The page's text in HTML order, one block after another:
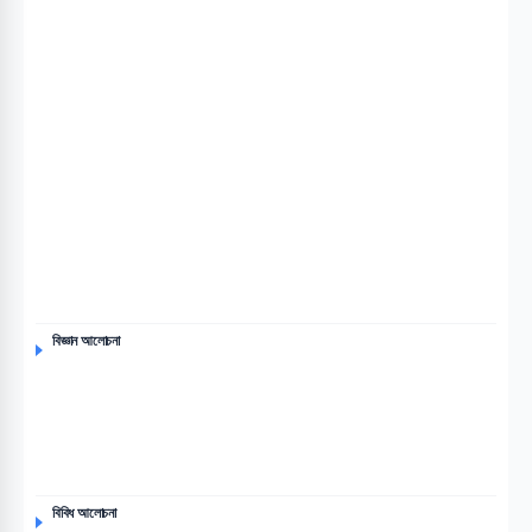
বিজ্ঞান আলোচনা
বিবিধ আলোচনা